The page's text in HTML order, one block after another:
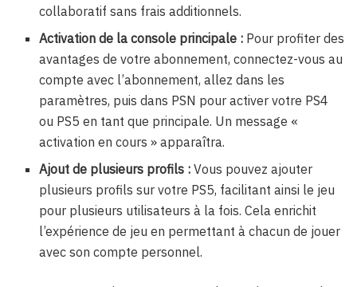
collaboratif sans frais additionnels.
Activation de la console principale : Pour profiter des
avantages de votre abonnement, connectez-vous au
compte avec l’abonnement, allez dans les
paramètres, puis dans PSN pour activer votre PS4
ou PS5 en tant que principale. Un message «
activation en cours » apparaîtra.
Ajout de plusieurs profils : Vous pouvez ajouter
plusieurs profils sur votre PS5, facilitant ainsi le jeu
pour plusieurs utilisateurs à la fois. Cela enrichit
l’expérience de jeu en permettant à chacun de jouer
avec son compte personnel.